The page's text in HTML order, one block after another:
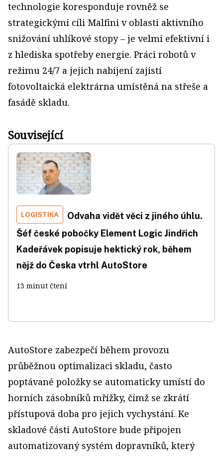
technologie koresponduje rovněž se
strategickými cíli Malfini v oblasti aktivního
snižování uhlíkové stopy – je velmi efektivní i
z hlediska spotřeby energie. Práci robotů v
režimu 24/7 a jejich nabíjení zajistí
fotovoltaická elektrárna umístěná na střeše a
fasádě skladu.
Související
LOGISTIKA
Odvaha vidět věci z jiného úhlu.
Šéf české pobočky Element Logic Jindřich
Kadeřávek popisuje hektický rok, během
nějž do Česka vtrhl AutoStore
13 minut čtení
AutoStore zabezpečí během provozu
průběžnou optimalizaci skladu, často
poptávané položky se automaticky umístí do
horních zásobníků mřížky, čímž se zkrátí
přístupová doba pro jejich vychystání. Ke
skladové části AutoStore bude připojen
automatizovaný systém dopravníků, který